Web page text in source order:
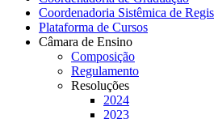
Coordenadoria Sistêmica de
Plataforma de Cursos
Câmara de Ensino
Composição
Regulamento
Resoluções
2024
2023